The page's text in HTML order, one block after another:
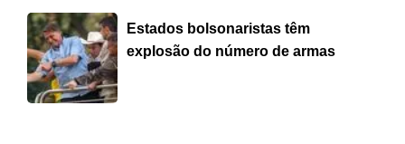
Estados bolsonaristas têm
explosão do número de armas